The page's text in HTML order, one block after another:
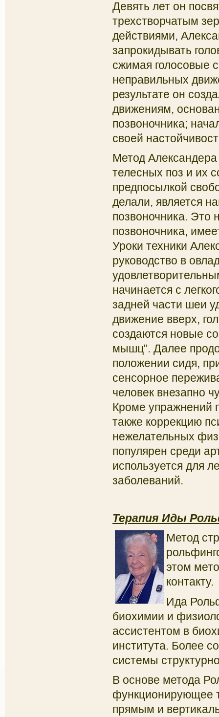
Девять лет он
трехстворчатым
действиями,
запрокидывать
сжимая голосовые
неправильных
результате он
движениям,
позвоночника;
своей
Метод
телесных поз и их
предпосылкой
делали, является
позвоночника. Это
позвоночника,
Уроки техники
руководство в
начинается с
задней части шеи
движение вверх,
создаются новые
мышц". Далее
положении сидя,
сенсорное
человек внезапно
Кроме упражнений
также коррекцию
нежелательных
популярен среди
используется для
заболеваний.
Терапия Иды
Метод
этом
контакту.
Ида
биохимии и
ассистентом в
института. Более
системы
В основе метода
функционирующее
прямым и